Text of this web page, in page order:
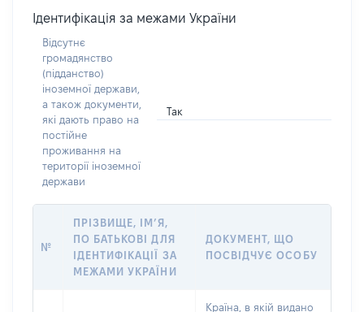
Ідентифікація за межами України
Відсутнє
громадянство
(підданство)
іноземної держави,
а також документи,
які дають право на
постійне
проживання на
території іноземної
держави
Так
№
ПРІЗВИЩЕ, ІМ’Я,
ПО БАТЬКОВІ ДЛЯ
ІДЕНТИФІКАЦІЇ ЗА
МЕЖАМИ УКРАЇНИ
ДОКУМЕНТ, ЩО
ПОСВІДЧУЄ ОСОБУ
Країна, в якій видано